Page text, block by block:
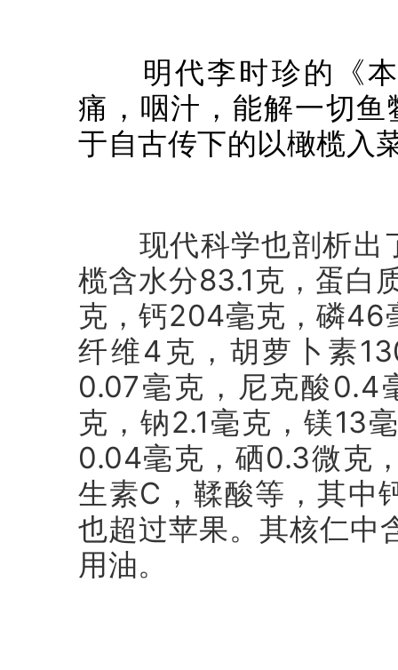
明代李时珍的《
痛，咽汁，能解一切
于自古传下的以橄榄入
现代科学也剖析出
榄含水分83.1克，蛋白
克，钙204毫克，磷46
纤维4克，胡萝卜素
0.07毫克，尼克酸0.4
克，钠2.1毫克，镁13
0.04毫克，硒0.3微克
生素C，鞣酸等，其中
也超过苹果。其核仁中
用油。